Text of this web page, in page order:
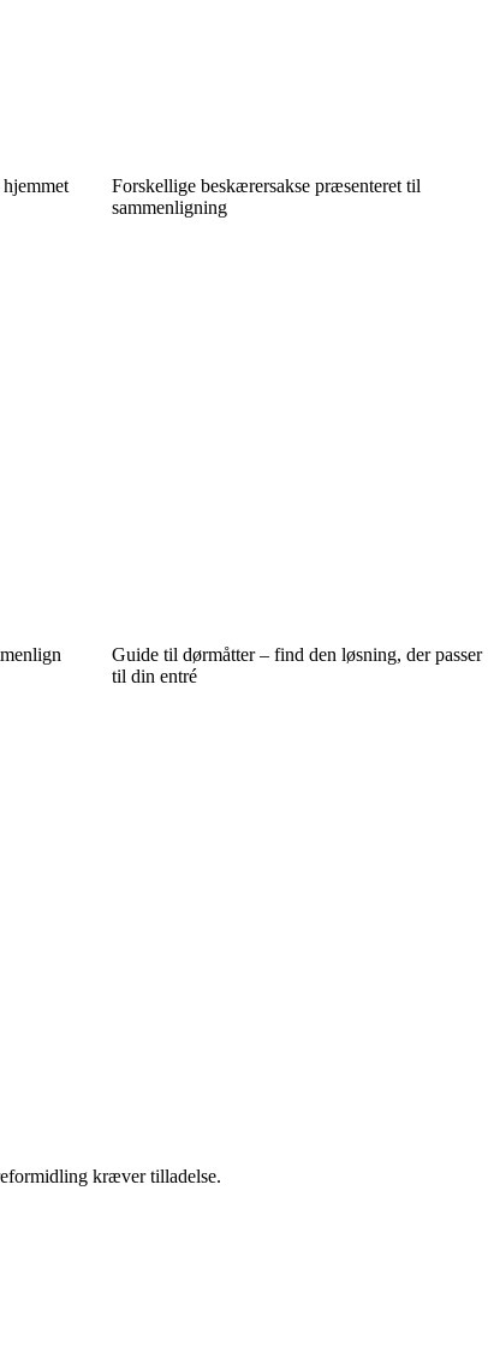
Forskellige beskærersakse præsenteret til
sammenligning
Guide til dørmåtter – find den løsning, der passer
til din entré
kræver tilladelse.